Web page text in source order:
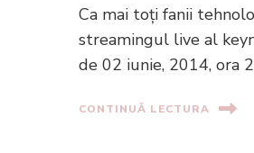
Ca mai toţi fanii
streamingul live al
de 02 iunie, 2014, ora
CONTINUĂ LECTURA